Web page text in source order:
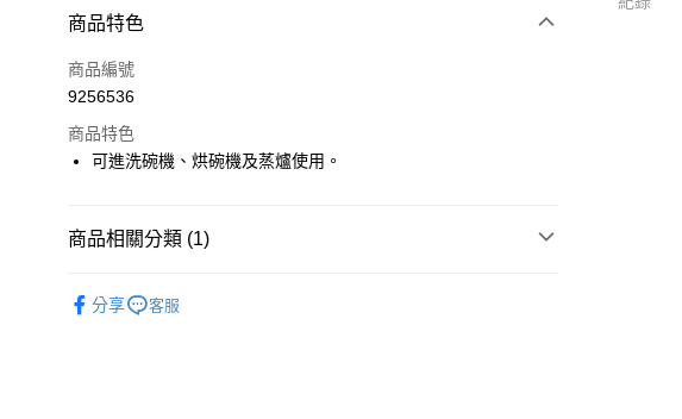
付款方式
信用卡一次付款
Apple Pay
悠遊付
商品特色
商品編號
9256536
商品特色
可進洗碗機、烘碗機及蒸爐使用。
商品相關分類 (1)
分享
客服